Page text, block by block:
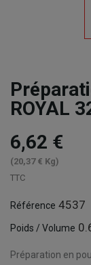
ROYAL
6,62 €
(20,37 € Kg)
TTC
Référence 4537
Poids / Volume
Préparation en